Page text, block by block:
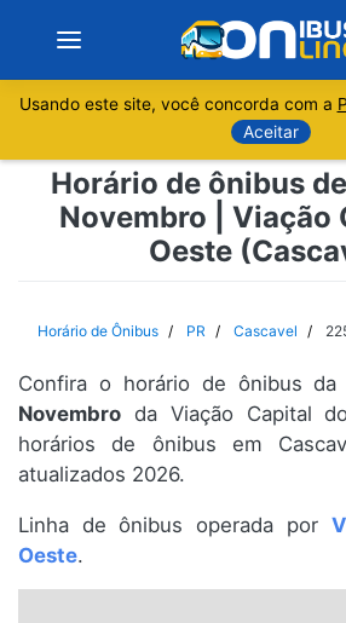
Sobre
Minas Gerais
Rio de Janeiro
Espírito Santo
Santa Catarina
Usando este site, você concorda com a
Aceitar
Horário de ônibus
Novembro | Viação
Oeste
Horário de Ônibus PR Cascavel
Confira o horário de ônibus da
Novembro da Viação Capital
horários de ônibus em
atualizados 2026.
Linha de ônibus operada por
Oeste.